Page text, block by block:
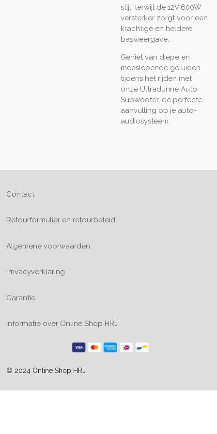
stijl, terwijl de 12V 600W
versterker zorgt voor een
krachtige en heldere
basweergave.
Geniet van diepe en
meeslepende geluiden
tijdens het rijden met
onze Ultradunne Auto
Subwoofer, de perfecte
aanvulling op je auto-
audiosysteem.
Contact
Retourformulier en retourbeleid
Algemene voorwaarden
Privacyverklaring
Garantie
Informatie over Online Shop HRJ
© 2024 Online Shop HRJ